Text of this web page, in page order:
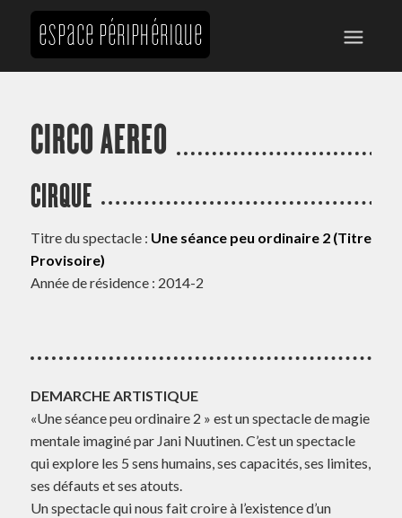
CIRCO AEREO
CIRQUE
Titre du spectacle : Une séance peu ordinaire 2 (Titre
Provisoire)
Année de résidence : 2014-2
DEMARCHE ARTISTIQUE
«Une séance peu ordinaire 2 » est un spectacle de magie
mentale imaginé par Jani Nuutinen. C’est un spectacle
qui explore les 5 sens humains, ses capacités, ses limites,
ses défauts et ses atouts.
Un spectacle qui nous fait croire à l’existence d’un